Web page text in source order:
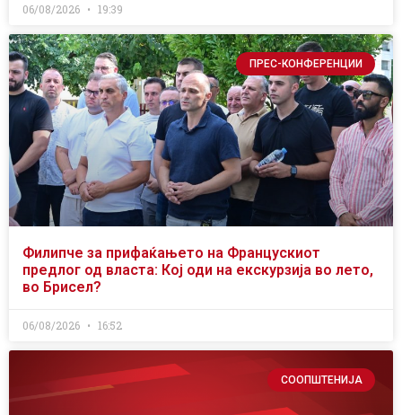
06/08/2026 19:39
ПРЕС-КОНФЕРЕНЦИИ
Филипче за прифаќањето на Францускиот
предлог од власта: Кој оди на екскурзија во лето,
во Брисел?
06/08/2026 16:52
СООПШТЕНИЈА